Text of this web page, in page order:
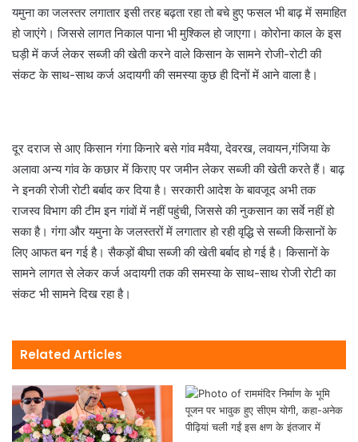
यमुना का जलस्तर लगातार इसी तरह बढ़ता रहा तो बचे हुए फसल भी बाढ़ में समाहित
हो जाएंगे। जिससे लागत निकाल पाना भी मुश्किल हो जाएगा। कोरोना काल के इस
घड़ी में कर्ज लेकर सब्जी की खेती करने वाले किसान के सामने रोजी-रोटी की
संकट के साथ-साथ कर्ज अदायगी की समस्या कुछ ही दिनों में आने वाला है।
दूर दराज से आए किसान गंगा किनारे बसे गांव मवैया, देवरख, लवायन,गंजिया के
अलावा अन्य गांव के कछार में किराए पर जमीन लेकर सब्जी की खेती करते हैं। बाढ़
ने इनकी रोजी रोटी बर्बाद कर दिया है। सरकारी आदेश के बावजूद अभी तक
राजस्व विभाग की टीम इन गांवों में नहीं पहुंची, जिससे की नुकसान का सर्वे नहीं हो
सका है। गंगा और यमुना के जलस्तरों में लगातार हो रही वृद्धि से सब्जी किसानों के
लिए आफत बन गई है। सैकड़ों बीघा सब्जी की खेती बर्बाद हो गई है। किसानों के
सामने लागत से लेकर कर्ज अदायगी तक की समस्या के साथ-साथ रोजी रोटी का
संकट भी सामने दिख रहा है।
Related Articles